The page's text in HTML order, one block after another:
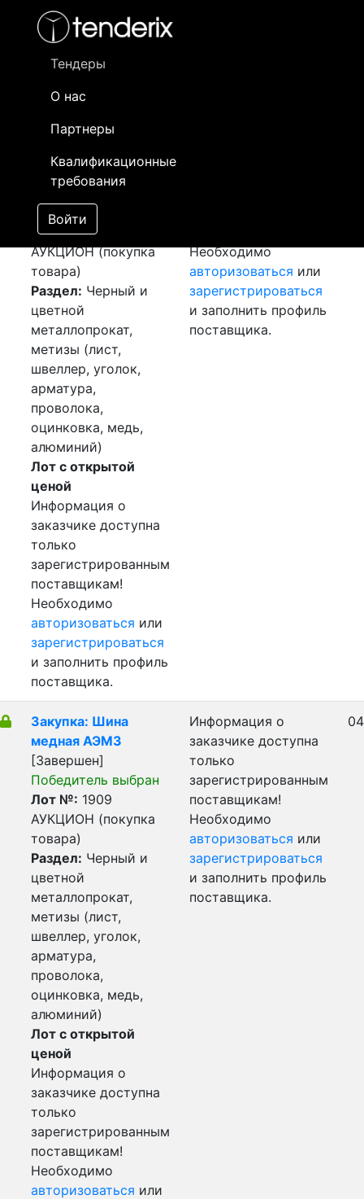
Тендеры
О нас
Партнеры
Квалификационные
требования
Войти
- активный лот
- сохраненный лот (не опубликован)
Закупка: Шина
медная АТЗ
[Завершен]
Победитель выбран
Лот №:1910
АУКЦИОН (покупка
товара)
Раздел: Черный и
цветной
металлопрокат,
метизы (лист,
швеллер, уголок,
арматура,
проволока,
оцинковка, медь,
алюминий)
Лот с открытой
ценой
Информация о
заказчике доступна
только
зарегистрированным
поставщикам!
Необходимо
авторизоваться или
зарегистрироваться
и заполнить профиль
поставщика.
Необходимо
авторизоваться или
зарегистрироваться
и заполнить профиль
поставщика.
Закупка: Шина
медная АЭМЗ
[Завершен]
Победитель выбран
Лот №: 1909
АУКЦИОН (покупка
товара)
Раздел: Черный и
цветной
металлопрокат,
метизы (лист,
швеллер, уголок,
арматура,
проволока,
оцинковка, медь,
алюминий)
Лот с открытой
ценой
Информация о
заказчике доступна
только
зарегистрированным
поставщикам!
Необходимо
авторизоваться или
Информация о
заказчике доступна
только
зарегистрированным
поставщикам!
Необходимо
авторизоваться или
зарегистрироваться
и заполнить профиль
поставщика.